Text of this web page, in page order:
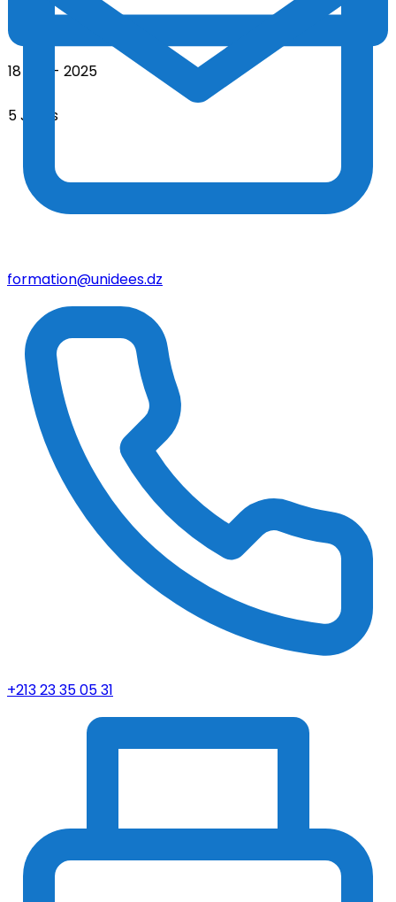
18 - 12 - 2025
5 Jours
formation@unidees.dz
+213 23 35 05 31